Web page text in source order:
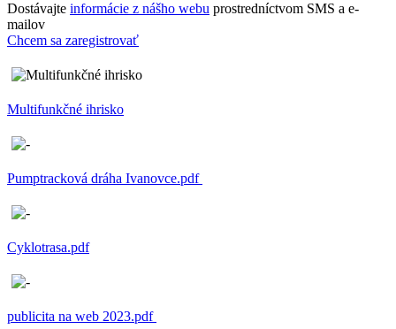
Dostávajte informácie z nášho webu prostredníctvom SMS a e-
mailov
Chcem sa zaregistrovať
Multifunkčné ihrisko
Pumptracková dráha Ivanovce.pdf
Cyklotrasa.pdf
publicita na web 2023.pdf